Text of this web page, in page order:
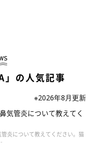
」の人気記事
※2026年8月更新
気管炎について教えてく
炎について教えてください。猫